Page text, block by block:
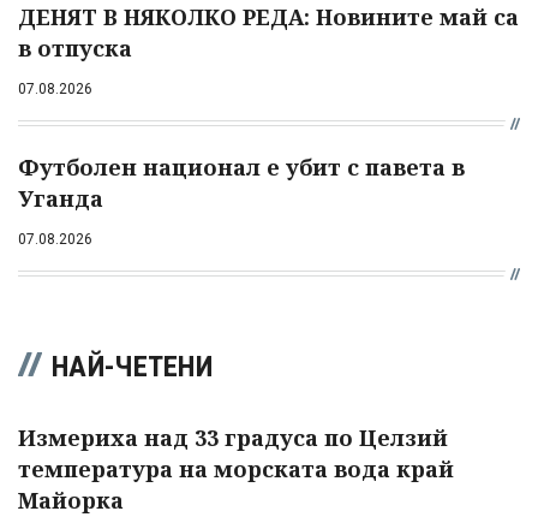
ДЕНЯТ В НЯКОЛКО РЕДА: Новините май са
в отпуска
07.08.2026
Футболен национал е убит с павета в
Уганда
07.08.2026
НАЙ-ЧЕТЕНИ
Измериха над 33 градуса по Целзий
температура на морската вода край
Майорка